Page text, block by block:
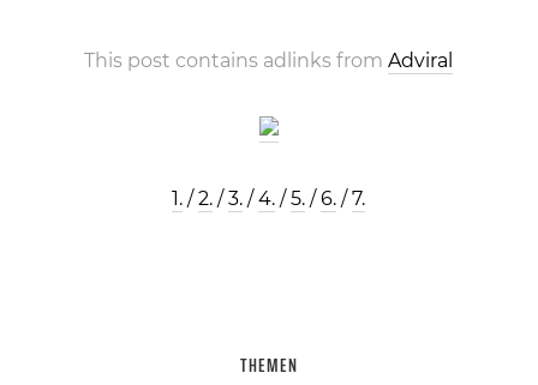
This post contains adlinks fromAdviral
1. /2. /3. /4. /5. /6. /7.
THEMEN